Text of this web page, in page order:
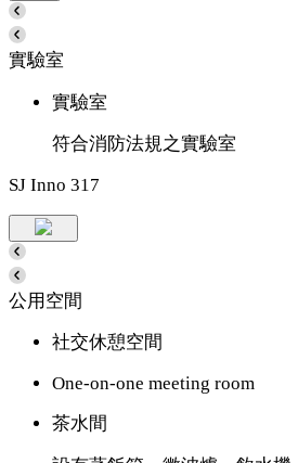
實驗室
實驗室
符合消防法規之實驗室
SJ Inno 317
公用空間
社交休憩空間
One-on-one meeting room
茶水間